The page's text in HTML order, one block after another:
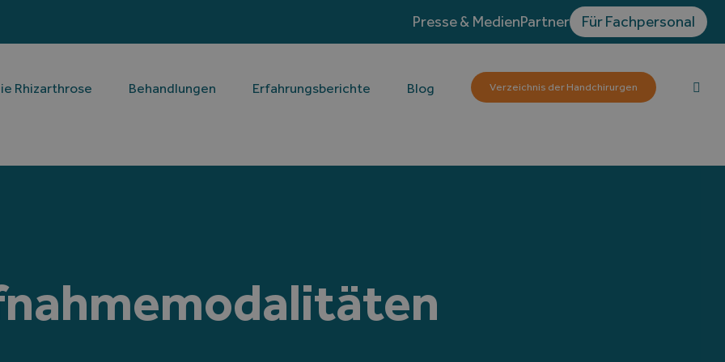
Presse & MedienPartner Für Fachpersonal
Rhizarthrose Behandlungen Erfahrungsberichte Blog Verzeichnis der Handchirurgen